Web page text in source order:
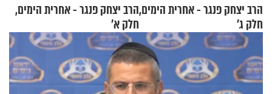
הרב יצחק פנגר - אחרית הימים,
חלק ג’
הרב יצחק פנגר - אחרית הימים,
חלק א’